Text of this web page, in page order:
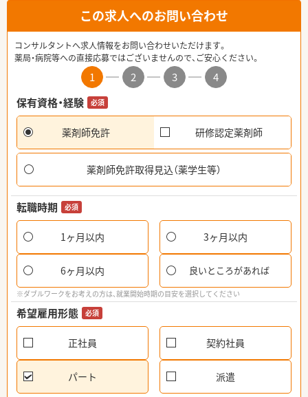
この求人へのお問い合わせ
コンサルタントへ求人情報をお問い合わせいただけます。
薬局・病院等への直接応募ではございませんので、ご安心ください。
1 2 3
4
保有資格・経験
必須
薬剤師免許 研修認定薬剤師
薬剤師免許取得見込（薬学生等）
転職時期 必須
1ヶ月以内 3ヶ月以内
6ヶ月以内 良いところがあれば
※ダブルワークをお考えの方は、就業開始時期の目安を選択してください
希望雇用形態 必須
正社員 契約社員
パート 派遣